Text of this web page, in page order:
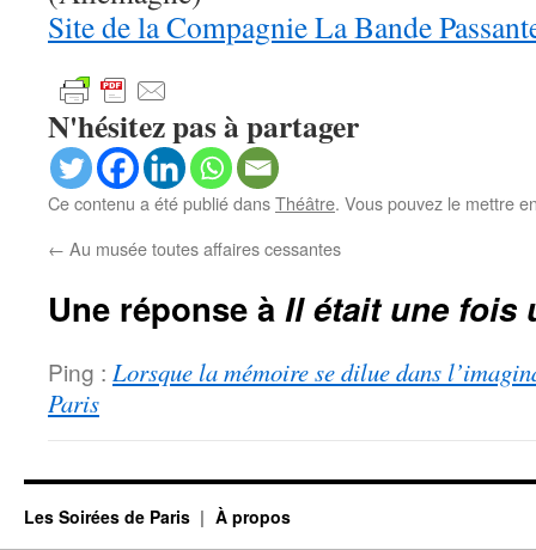
Site de la Compagnie La Bande
N'hésitez pas à partager
Ce contenu a été publié dansThéâtre. Vous pouvez le mettre
← Au musée toutes affaires cessantes
Une réponse à Il était une
Ping : Lorsque la mémoire se dilue dans
Paris
Les Soirées de Paris À propos